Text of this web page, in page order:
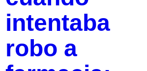
intentaba
robo a